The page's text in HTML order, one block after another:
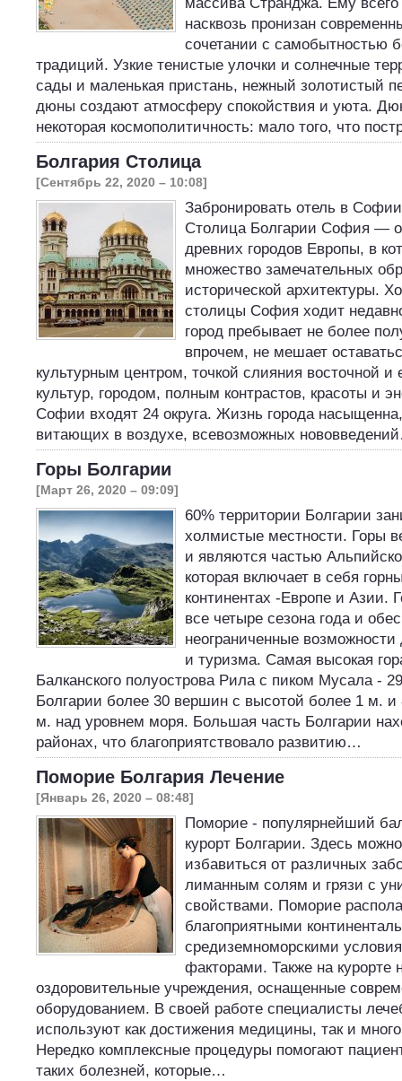
насквозь пронизан
сочетании с самобытностью
традиций. Узкие тенистые улочки и солнечные
сады и маленькая пристань, нежный золотистый
дюны создают атмосферу спокойствия и уюта.
некоторая космополитичность: мало того, что
Болгария Столица
[Сентябрь 22, 2020 – 10:08]
Забронировать отель в
Столица Болгарии София —
древних городов Европы, в
множество замечательных
исторической архитектуры.
столицы София ходит
город пребывает не более
впрочем, не мешает
культурным центром, точкой слияния восточной и
культур, городом, полным контрастов, красоты и
Софии входят 24 округа. Жизнь города
витающих в воздухе, всевозможных
Горы Болгарии
[Март 26, 2020 – 09:09]
60% территории Болгарии
холмистые местности. Горы
и являются частью
которая включает в себя
континентах -Европе и Азии.
все четыре сезона года и
неограниченные
и туризма. Самая высокая
Балканского полуострова Рила с пиком Мусала -
Болгарии более 30 вершин с высотой более 1 м.
м. над уровнем моря. Большая часть Болгарии
районах, что благоприятствовало развитию…
Поморие Болгария Лечение
[Январь 26, 2020 – 08:48]
Поморие - популярнейший
курорт Болгарии. Здесь
избавиться от различных
лиманным солям и грязи с
свойствами. Поморие
благоприятными
средиземноморскими
факторами. Также на курорте
оздоровительные учреждения, оснащенные
оборудованием. В своей работе специалисты
используют как достижения медицины, так и
Нередко комплексные процедуры помогают
таких болезней, которые…